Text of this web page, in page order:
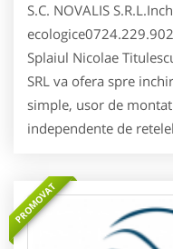
S.C. NOVALIS
Splaiul Nicolae
SRL va ofera spre
simple, usor de
independente de
PROMOVAT